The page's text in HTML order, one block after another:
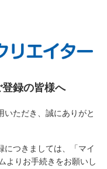
録の皆様へ
いただき、誠にありがと
つきましては、
「マイ
よりお手続きをお願いし